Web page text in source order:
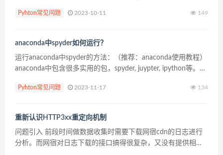
数将从原始字符串的...
Pyhton常见问题 2023-10-11 149
anaconda中spyder如何运行？
运行anaconda中spyder的方法：（推荐：anaconda使用教程）
anaconda中包含很多实用的包，spyder, juypter, ipython等。由
Pyhton常见问题 2023-11-17 134
重新认识HTTP3xx重定向机制
问题引入 前段时间做数据收集时需要下载网宿cdn的日志进行
分析。而网宿对日志下载的接口搞得很复杂，又没有提供相应